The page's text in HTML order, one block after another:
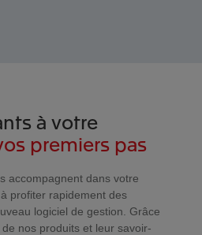
à votre
premiers pas
accompagnent dans votre
profiter rapidement des
logiciel de gestion. Grâce
nos produits et leur savoir-